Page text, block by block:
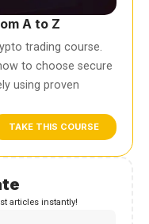
A to Z
trading course.
to choose secure
using proven
TAKE THIS COURSE
articles instantly!